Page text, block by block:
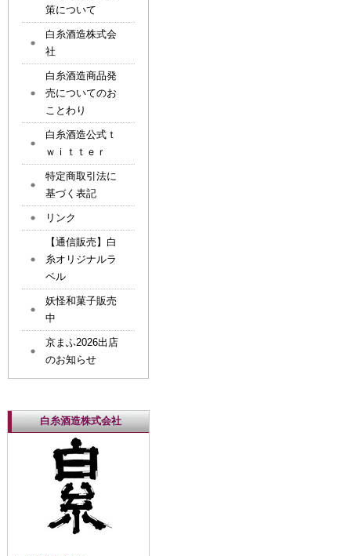
策について
白糸酒造株式会
社
白糸酒造商品発
売についてのお
ことわり
白糸酒造公式ｔ
ｗｉｔｔｅｒ
特定商取引法に
基づく表記
リンク
【通信販売】白
糸オリジナルラ
ベル
妖怪和菓子販売
中
京まふ2026出店
のお知らせ
白糸酒造株式会社